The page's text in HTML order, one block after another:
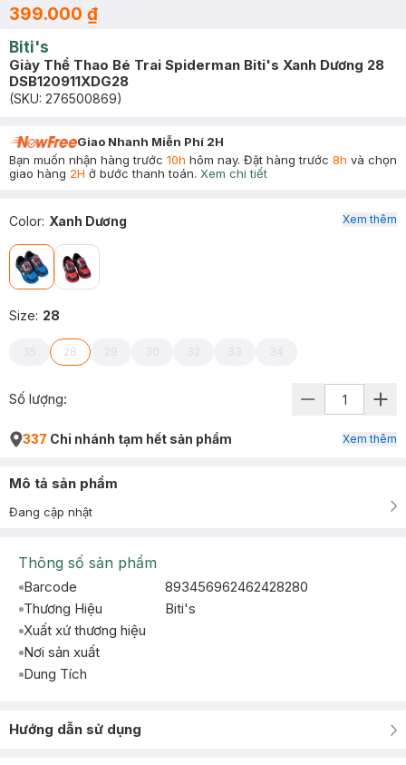
399.000 ₫
Biti's
Giày Thể Thao Bé Trai Spiderman Biti's Xanh Dương 28
DSB120911XDG28
(SKU: 276500869)
Giao Nhanh Miễn Phí 2H
Bạn muốn nhận hàng trước 10h hôm nay. Đặt hàng trước 8h và chọn
giao hàng 2H ở bước thanh toán. Xem chi tiết
Color: Xanh Dương
Size: 28
35 28 29 30 32 33 34
Xem thêm
Số lượng:
337 Chi nhánh tạm hết sản phẩm Xem thêm
Mô tả sản phẩm
Đang cập nhật
Thông số sản phẩm
Barcode
893456962462428280
Thương Hiệu
Biti's
Xuất xứ thương hiệu
Nơi sản xuất
Dung Tích
Hướng dẫn sử dụng